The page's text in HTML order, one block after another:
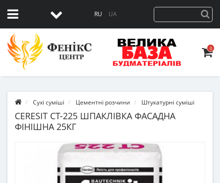
RU UA
0
Сухі суміші Цементні розчини Штукатурні суміші
CERESIT CT-225 ШПАКЛІВКА ФАСАДНА
ФІНІШНА 25КГ